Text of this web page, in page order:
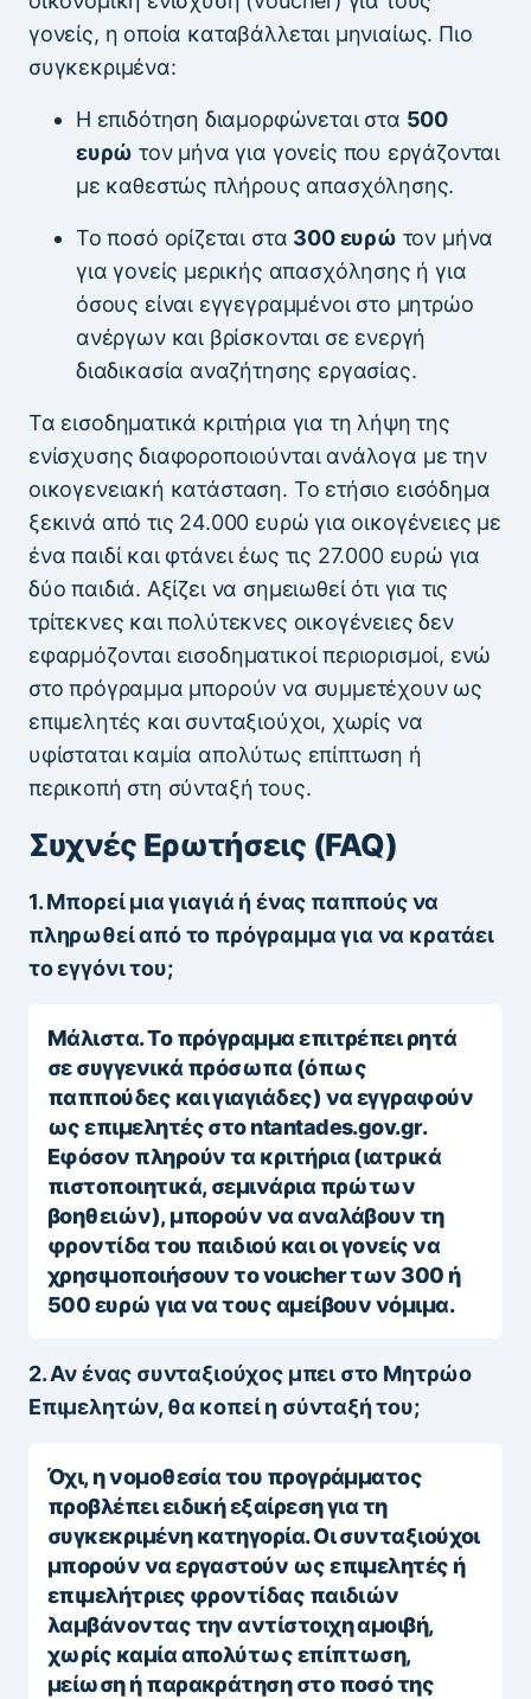
γονείς, η οποία καταβάλλεται μηνιαίως. Πιο
συγκεκριμένα:
Η επιδότηση διαμορφώνεται στα 500
ευρώ τον μήνα για γονείς που εργάζονται
με καθεστώς πλήρους απασχόλησης.
Το ποσό ορίζεται στα 300 ευρώ τον μήνα
για γονείς μερικής απασχόλησης ή για
όσους είναι εγγεγραμμένοι στο μητρώο
ανέργων και βρίσκονται σε ενεργή
διαδικασία αναζήτησης εργασίας.
Τα εισοδηματικά κριτήρια για τη λήψη της
ενίσχυσης διαφοροποιούνται ανάλογα με την
οικογενειακή κατάσταση. Το ετήσιο εισόδημα
ξεκινά από τις 24.000 ευρώ για οικογένειες με
ένα παιδί και φτάνει έως τις 27.000 ευρώ για
δύο παιδιά. Αξίζει να σημειωθεί ότι για τις
τρίτεκνες και πολύτεκνες οικογένειες δεν
εφαρμόζονται εισοδηματικοί περιορισμοί, ενώ
στο πρόγραμμα μπορούν να συμμετέχουν ως
επιμελητές και συνταξιούχοι, χωρίς να
υφίσταται καμία απολύτως επίπτωση ή
περικοπή στη σύνταξή τους.
Συχνές Ερωτήσεις (FAQ)
1. Μπορεί μια γιαγιά ή ένας παππούς να
πληρωθεί από το πρόγραμμα για να κρατάει
το εγγόνι του;
Μάλιστα. Το πρόγραμμα επιτρέπει ρητά
σε συγγενικά πρόσωπα (όπως
παππούδες και γιαγιάδες) να εγγραφούν
ως επιμελητές στο ntantades.gov.gr.
Εφόσον πληρούν τα κριτήρια (ιατρικά
πιστοποιητικά, σεμινάρια πρώτων
βοηθειών), μπορούν να αναλάβουν τη
φροντίδα του παιδιού και οι γονείς να
χρησιμοποιήσουν το voucher των 300 ή
500 ευρώ για να τους αμείβουν νόμιμα.
2. Αν ένας συνταξιούχος μπει στο Μητρώο
Επιμελητών, θα κοπεί η σύνταξή του;
Όχι, η νομοθεσία του προγράμματος
προβλέπει ειδική εξαίρεση για τη
συγκεκριμένη κατηγορία. Οι συνταξιούχοι
μπορούν να εργαστούν ως επιμελητές ή
επιμελήτριες φροντίδας παιδιών
λαμβάνοντας την αντίστοιχη αμοιβή,
χωρίς καμία απολύτως επίπτωση,
μείωση ή παρακράτηση στο ποσό της